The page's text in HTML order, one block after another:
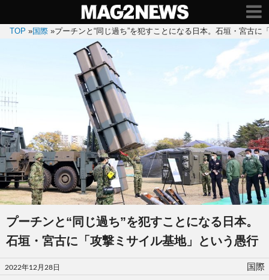
TOP »国際 »プーチンと“同じ過ち”を犯すことになる日本。石垣・宮古に
プーチンと“同じ過ち”を犯すことになる日本。
石垣・宮古に「攻撃ミサイル基地」という愚行
投
稿
2022年12月28日 国際